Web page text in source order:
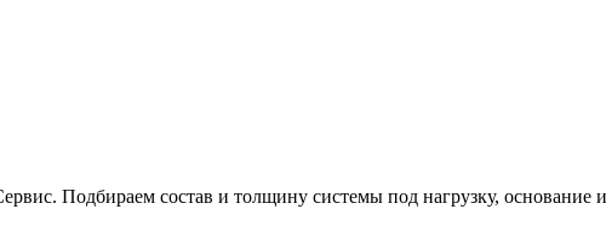
Подбираем состав и толщину системы под нагрузку, основание и